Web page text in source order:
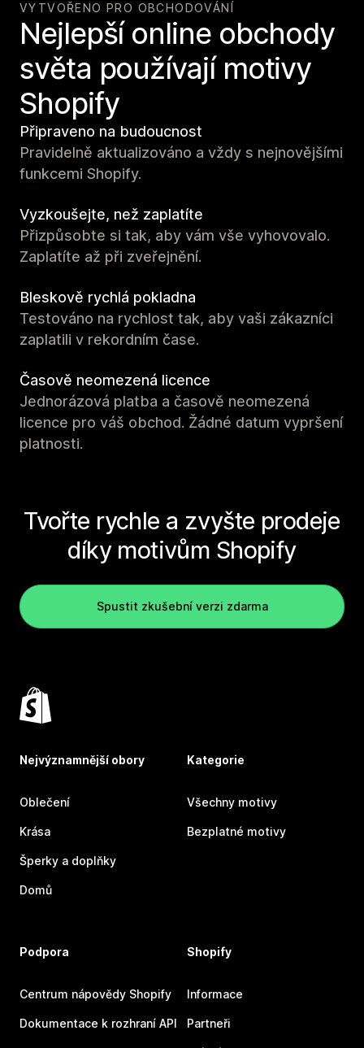
VYTVOŘENO PRO OBCHODOVÁNÍ
Nejlepší online obchody
světa používají motivy
Shopify
Připraveno na budoucnost
Pravidelně aktualizováno a vždy s nejnovějšími
funkcemi Shopify.
Vyzkoušejte, než zaplatíte
Přizpůsobte si tak, aby vám vše vyhovovalo.
Zaplatíte až při zveřejnění.
Bleskově rychlá pokladna
Testováno na rychlost tak, aby vaši zákazníci
zaplatili v rekordním čase.
Časově neomezená licence
Jednorázová platba a časově neomezená
licence pro váš obchod. Žádné datum vypršení
platnosti.
Tvořte rychle a zvyšte prodeje
díky motivům Shopify
Spustit zkušební verzi zdarma
Nejvýznamnější obory
Oblečení
Krása
Šperky a doplňky
Domů
Kategorie
Všechny motivy
Bezplatné motivy
Podpora
Centrum nápovědy Shopify
Dokumentace k rozhraní API
Shopify
Informace
Partneři